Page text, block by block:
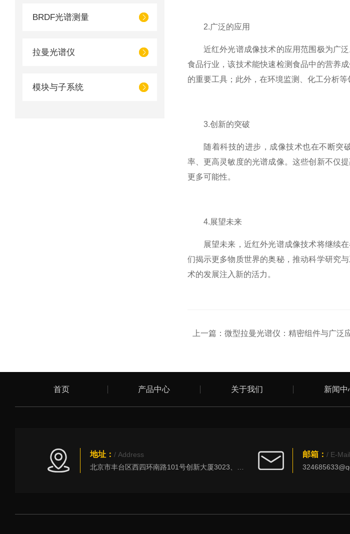
BRDF光谱测量
拉曼光谱仪
模块与子系统
2.广泛的应用
近红外光谱成像技术的应用范围极为广泛
食品行业，该技术能快速检测食品中的营养
的重要工具；此外，在环境监测、化工分析
3.创新的突破
随着科技的进步，成像技术也在不断突破
率、更高灵敏度的光谱成像。这些创新不仅
更多可能性。
4.展望未来
展望未来，近红外光谱成像技术将继续在
们揭示更多物质世界的奥秘，推动科学研究
术的发展注入新的活力。
上一篇： 微型拉曼光谱仪：精密组件与广泛
首页 产品中心 关于我们 新闻中
地址： / Address
邮箱： / E-Mail